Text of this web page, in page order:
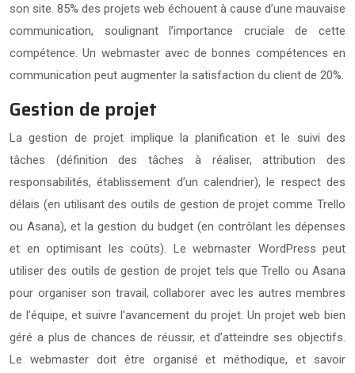
son site. 85% des projets web échouent à cause d’une mauvaise
communication, soulignant l’importance cruciale de cette
compétence. Un webmaster avec de bonnes compétences en
communication peut augmenter la satisfaction du client de 20%.
Gestion de projet
La gestion de projet implique la planification et le suivi des
tâches (définition des tâches à réaliser, attribution des
responsabilités, établissement d’un calendrier), le respect des
délais (en utilisant des outils de gestion de projet comme Trello
ou Asana), et la gestion du budget (en contrôlant les dépenses
et en optimisant les coûts). Le webmaster WordPress peut
utiliser des outils de gestion de projet tels que Trello ou Asana
pour organiser son travail, collaborer avec les autres membres
de l’équipe, et suivre l’avancement du projet. Un projet web bien
géré a plus de chances de réussir, et d’atteindre ses objectifs.
Le webmaster doit être organisé et méthodique, et savoir